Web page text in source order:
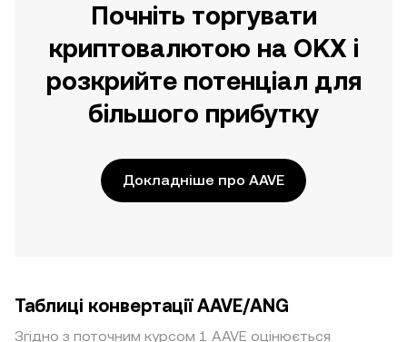
Почніть торгувати
криптовалютою на OKX і
розкрийте потенціал для
більшого прибутку
Докладніше про AAVE
Таблиці конвертації AAVE/ANG
Згідно з поточним курсом 1 AAVE оцінюється